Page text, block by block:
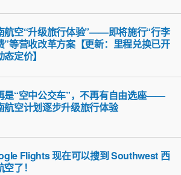
航空“升级旅行体验”——即将施行“行李
”等营收改革方案【更新：里程兑换已开
定价】
是“空中公交车”，不再有自由选座——
航空计划逐步升级旅行体验
Flights 现在可以搜到 Southwest 西
了！